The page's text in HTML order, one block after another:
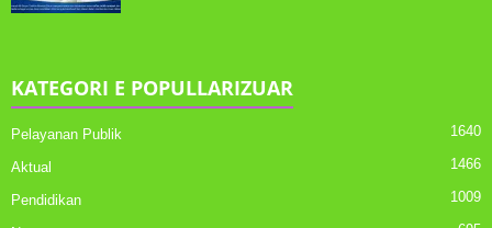
KATEGORI E POPULLARIZUAR
Pelayanan Publik 1640
Aktual 1466
Pendidikan 1009